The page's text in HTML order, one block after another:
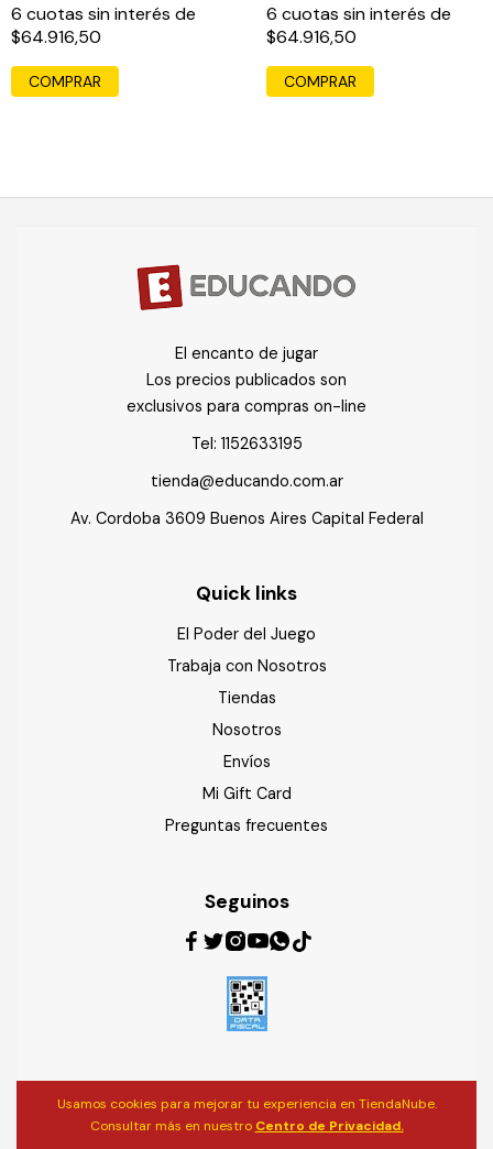
6 cuotas sin interés de
$64.916,50
6 cuotas sin interés de
$64.916,50
El encanto de jugar
Los precios publicados son
exclusivos para compras on-line
Tel: 1152633195
tienda@educando.com.ar
Av. Cordoba 3609 Buenos Aires Capital Federal
Quick links
El Poder del Juego
Trabaja con Nosotros
Tiendas
Nosotros
Envíos
Mi Gift Card
Preguntas frecuentes
Seguinos
Usamos cookies para mejorar tu experiencia en TiendaNube.
Consultar más en nuestro Centro de Privacidad.